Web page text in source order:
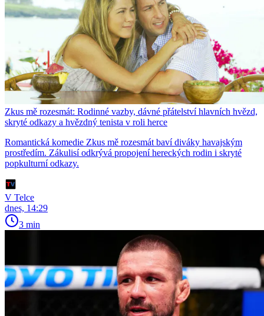
Zkus mě rozesmát: Rodinné vazby, dávné přátelství hlavních hvězd,
skryté odkazy a hvězdný tenista v roli herce
Romantická komedie Zkus mě rozesmát baví diváky havajským
prostředím. Zákulisí odkrývá propojení hereckých rodin i skryté
popkulturní odkazy.
V Telce
dnes, 14:29
3 min